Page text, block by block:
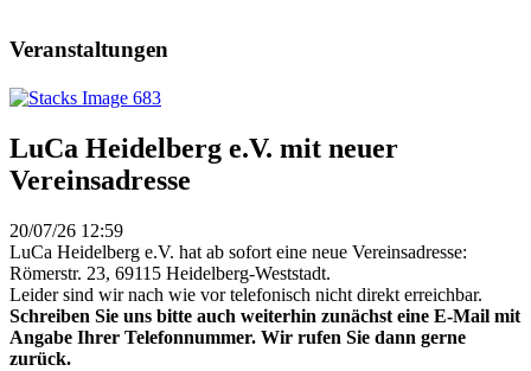
Veranstaltungen
LuCa Heidelberg e.V. mit neuer
Vereinsadresse
20/07/26 12:59
LuCa Heidelberg e.V. hat ab sofort eine neue Vereinsadresse:
Römerstr. 23, 69115 Heidelberg-Weststadt.
Leider sind wir nach wie vor telefonisch nicht direkt erreichbar.
Schreiben Sie uns bitte auch weiterhin zunächst eine E-Mail mit
Angabe Ihrer Telefonnummer. Wir rufen Sie dann gerne
zurück.